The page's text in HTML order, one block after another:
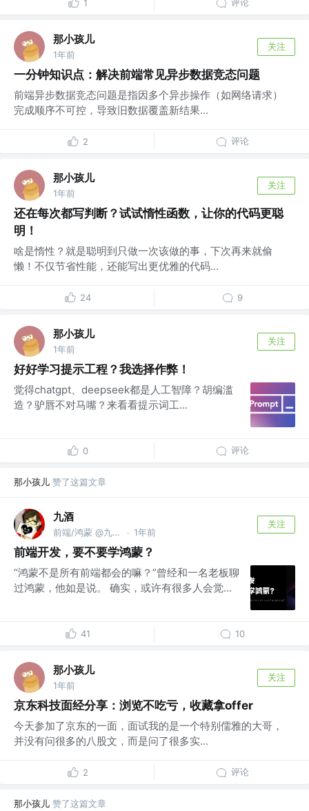
1 评论
那小孩儿
1年前
关注
一分钟知识点：解决前端常见异步数据竞态问题
前端异步数据竞态问题是指因多个异步操作（如网络请求）
完成顺序不可控，导致旧数据覆盖新结果...
2 评论
那小孩儿
1年前
关注
还在每次都写判断？试试惰性函数，让你的代码更聪
明！
啥是惰性？就是聪明到只做一次该做的事，下次再来就偷
懒！不仅节省性能，还能写出更优雅的代码...
24 9
那小孩儿
1年前
关注
好好学习提示工程？我选择作弊！
觉得chatgpt、deepseek都是人工智障？胡编滥
造？驴唇不对马嘴？来看看提示词工...
0 评论
那小孩儿 赞了这篇文章
九酒
前端/鸿蒙 @九酒大人 · 1年前
关注
前端开发，要不要学鸿蒙？
“鸿蒙不是所有前端都会的嘛？”曾经和一名老板聊
过鸿蒙，他如是说。 确实，或许有很多人会觉...
41 10
那小孩儿
1年前
关注
京东科技面经分享：浏览不吃亏，收藏拿offer
今天参加了京东的一面，面试我的是一个特别儒雅的大哥，
并没有问很多的八股文，而是问了很多实...
2 评论
那小孩儿 赞了这篇文章